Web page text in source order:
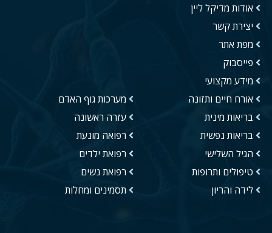
אודות מדיקל ליין
יצירת קשר
מפת אתר
פייסבוק
מידע מקצועי
אורח חיים ותזונה
בריאות מינית
בריאות נפשית
הגיל השלישי
טיפולים ותרופות
לידה והריון
מערכות גוף האדם
עזרה ראשונה
רפואה מונעת
רפואת ילדים
רפואת נשים
תסמינים ומחלות